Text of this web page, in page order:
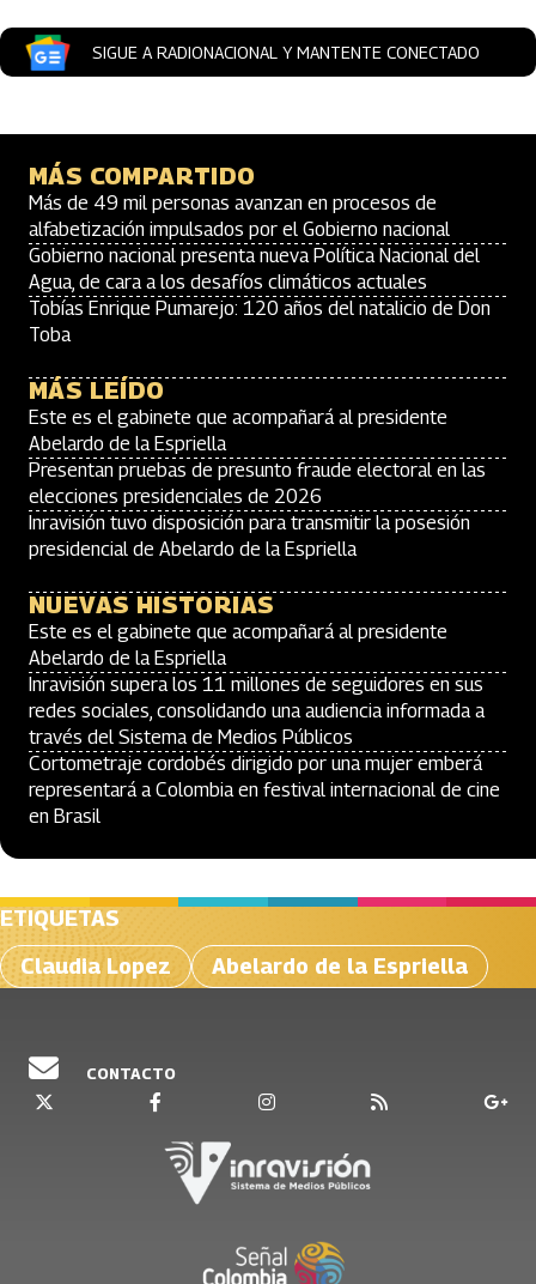
SIGUE A RADIONACIONAL Y MANTENTE CONECTADO
MÁS COMPARTIDO
Más de 49 mil personas avanzan en procesos de
alfabetización impulsados por el Gobierno nacional
Gobierno nacional presenta nueva Política Nacional del
Agua, de cara a los desafíos climáticos actuales
Tobías Enrique Pumarejo: 120 años del natalicio de Don
Toba
MÁS LEÍDO
Este es el gabinete que acompañará al presidente
Abelardo de la Espriella
Presentan pruebas de presunto fraude electoral en las
elecciones presidenciales de 2026
Inravisión tuvo disposición para transmitir la posesión
presidencial de Abelardo de la Espriella
NUEVAS HISTORIAS
Este es el gabinete que acompañará al presidente
Abelardo de la Espriella
Inravisión supera los 11 millones de seguidores en sus
redes sociales, consolidando una audiencia informada a
través del Sistema de Medios Públicos
Cortometraje cordobés dirigido por una mujer emberá
representará a Colombia en festival internacional de cine
en Brasil
ETIQUETAS
Claudia Lopez
Abelardo de la Espriella
CONTACTO